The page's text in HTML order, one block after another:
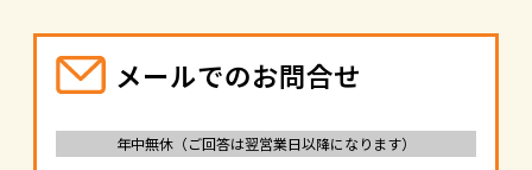
メールでのお問合せ
年中無休（ご回答は翌営業日以降になります）